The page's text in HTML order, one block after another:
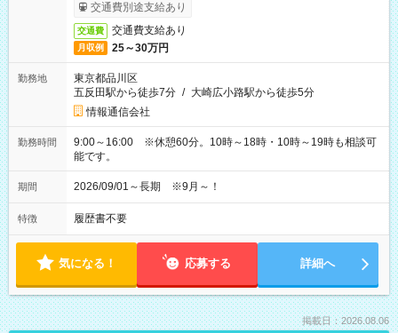
交通費別途支給あり
交通費 交通費支給あり
月収例 25～30万円
勤務地
東京都品川区
五反田駅から徒歩7分 / 大崎広小路駅から徒歩5分
情報通信会社
勤務時間
9:00～16:00 ※休憩60分。10時～18時・10時～19時も相談可
能です。
期間 2026/09/01～長期 ※9月～！
特徴 履歴書不要
気になる！ 応募する 詳細へ
掲載日：2026.08.06